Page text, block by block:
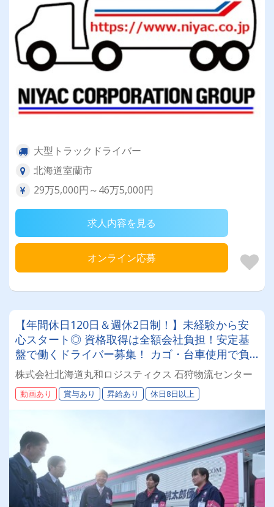
大型トラックドライバー
北海道室蘭市
29万5,000円～46万5,000円
求人内容を見る
オンライン応募
【年間休日120日＆週休2日制！】未経験から安
心スタート◎ 資格取得は全額会社負担！安定基
盤で働くドライバー募集！ カゴ・台車使用で負
担少なめ♪年齢・性別問わず活躍できるお仕事で
す✨
株式会社北海道丸和ロジスティクス 石狩物流センター
動画あり 賞与あり 昇給あり 休日8日以上